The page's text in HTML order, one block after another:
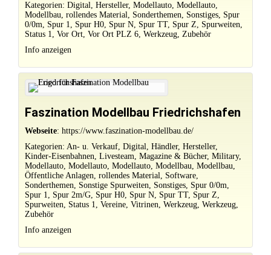
Kategorien: Digital, Hersteller, Modellauto, Modellauto,
Modellbau, rollendes Material, Sonderthemen, Sonstiges, Spur
0/0m, Spur 1, Spur H0, Spur N, Spur TT, Spur Z, Spurweiten,
Status 1, Vor Ort, Vor Ort PLZ 6, Werkzeug, Zubehör
Info anzeigen
Faszination Modellbau Friedrichshafen
Webseite: https://www.faszination-modellbau.de/
Kategorien: An- u. Verkauf, Digital, Händler, Hersteller,
Kinder-Eisenbahnen, Livesteam, Magazine & Bücher, Military,
Modellauto, Modellauto, Modellauto, Modellbau, Modellbau,
Öffentliche Anlagen, rollendes Material, Software,
Sonderthemen, Sonstige Spurweiten, Sonstiges, Spur 0/0m,
Spur 1, Spur 2m/G, Spur H0, Spur N, Spur TT, Spur Z,
Spurweiten, Status 1, Vereine, Vitrinen, Werkzeug, Werkzeug,
Zubehör
Info anzeigen